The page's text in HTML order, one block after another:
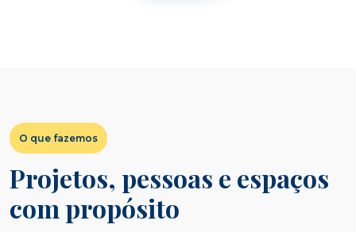
O que fazemos
Projetos, pessoas e espaços
com propósito